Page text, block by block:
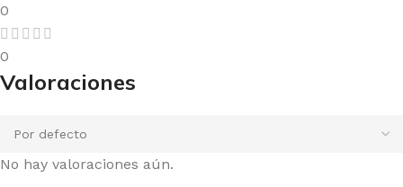
0
0
Valoraciones
No hay valoraciones aún.